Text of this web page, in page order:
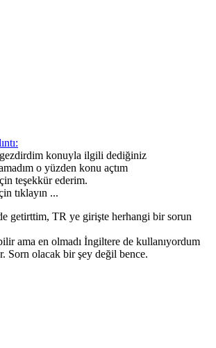
konuyla ilgili dediğiniz
o yüzden konu açtım
teşekkür ederim.
tıklayın ...
getirttim, TR ye girişte herhangi bir sorun
ama en olmadı İngiltere de kullanıyordum
Sorn olacak bir şey değil bence.